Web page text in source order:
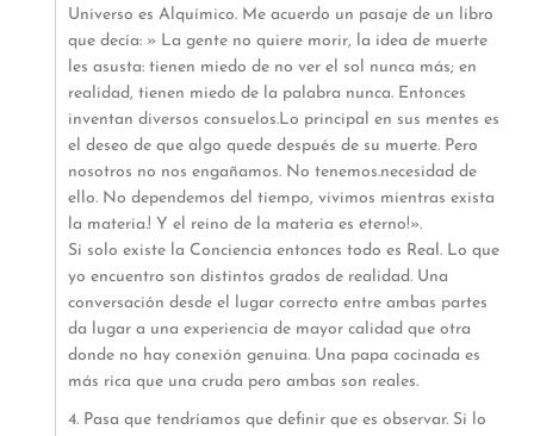
Universo es Alquímico. Me acuerdo un pasaje de un libro
que decía: » La gente no quiere morir, la idea de muerte
les asusta: tienen miedo de no ver el sol nunca más; en
realidad, tienen miedo de la palabra nunca. Entonces
inventan diversos consuelos.Lo principal en sus mentes es
el deseo de que algo quede después de su muerte. Pero
nosotros no nos engañamos. No tenemos.necesidad de
ello. No dependemos del tiempo, vivimos mientras exista
la materia.! Y el reino de la materia es eterno!».
Si solo existe la Conciencia entonces todo es Real. Lo que
yo encuentro son distintos grados de realidad. Una
conversación desde el lugar correcto entre ambas partes
da lugar a una experiencia de mayor calidad que otra
donde no hay conexión genuina. Una papa cocinada es
más rica que una cruda pero ambas son reales.
4. Pasa que tendríamos que definir que es observar. Si lo